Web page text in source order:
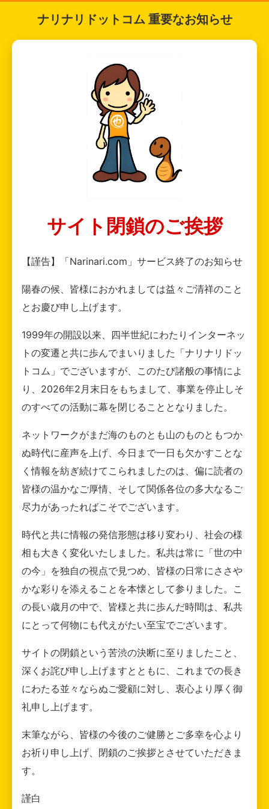
ナリナリドットコム 重要なお知らせ
サイト閉鎖のご挨拶
【謹告】「Narinari.com」サービス終了のお知らせ
陽春の候、皆様におかれましては益々ご清祥のこと
とお慶び申し上げます。
1999年の開設以来、四半世紀にわたりインターネッ
トの変遷と共に歩んでまいりました「ナリナリドッ
トコム」でございますが、このたび諸般の事情によ
り、2026年2月末日をもちまして、事業を停止しそ
のすべての活動に幕を閉じることとなりました。
ネットワークがまだ海のものとも山のものともつか
ぬ時代に産声を上げ、今日まで一日も欠かすことな
く情報を紡ぎ続けてこられましたのは、偏に読者の
皆様の温かなご厚情、そして関係各位の多大なるご
尽力があったればこそでございます。
時代と共に情報の発信形態は移り変わり、社会の様
相も大きく変化いたしました。私共は常に「世の中
の今」を独自の視点で見つめ、皆様の日常にささや
かな彩りを添えることを本懐として参りました。こ
の長い歳月の中で、皆様と共に歩んだ時間は、私共
にとって何物にも代えがたい至宝でございます。
サイトの閉鎖という苦渋の決断に至りましたこと、
深くお詫び申し上げますとともに、これまでの長き
にわたる並々ならぬご愛顧に対し、衷心より厚く御
礼申し上げます。
末筆ながら、皆様の今後のご健勝とご多幸を心より
お祈り申し上げ、閉鎖のご挨拶とさせていただきま
す。
謹白